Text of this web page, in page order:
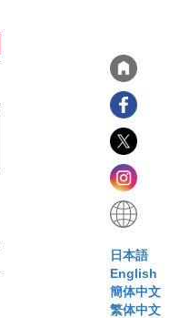
日本語
English
簡体中文
繁体中文